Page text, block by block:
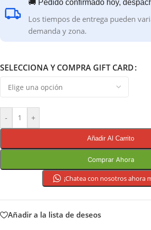
🚚 Pedido confirmado hoy,
Los tiempos de entrega pueden
demanda y zona.
SELECCIONA Y COMPRA GIFT CARD
- +
Añadir Al Carrito
Comprar Ahora
¡Chatea con nosotros ahora
Añadir a la lista de deseos